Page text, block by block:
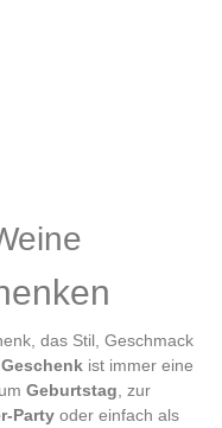
das Stil, Geschmack
ist immer eine
Geburtstag , zur
Party oder einfach als